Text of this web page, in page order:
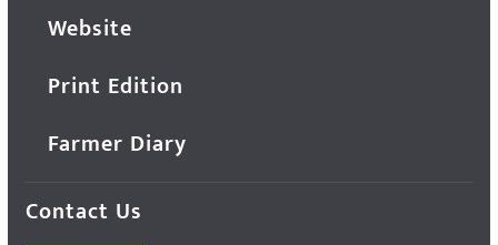
Website
Print Edition
Farmer Diary
Contact Us